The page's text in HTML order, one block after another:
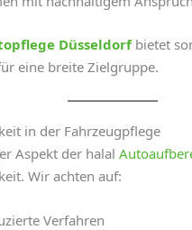
Düsseldorfbietet
eine breite Zielgruppe.
in der Fahrzeugpflege
Aspekt der halal
Wir achten auf:
Verfahren